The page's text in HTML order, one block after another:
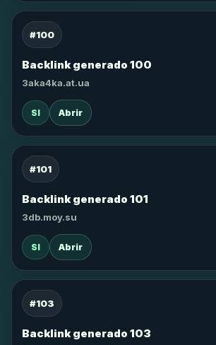
#100
Backlink generado 100
3aka4ka.at.ua
SI Abrir
#101
Backlink generado 101
3db.moy.su
SI Abrir
#103
Backlink generado 103